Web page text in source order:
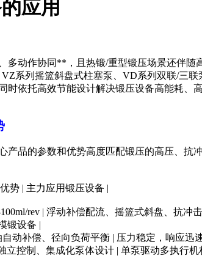
应用‌
动作协同**，且热锻/重型锻压场景还伴
系列摇篮斜盘式柱塞泵、VD系列双联/三
依托高效节能设计解决锻压设备高能耗、
产品的参数和优势高度匹配锻压的高压、
势 | 主力应用锻压设备 |
rev | 浮动补偿配流、摇篮式斜盘、抗
锻设备 |
动补偿、径向负荷平衡 | 压力稳定，响应
控制、集成化泵体设计 | 单泵驱动多执行